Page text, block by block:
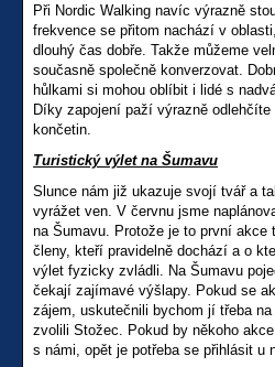
Při Nordic Walking navíc výrazně
frekvence se přitom nachází v
dlouhý čas dobře. Takže můžeme
současně společně konverzovat.
hůlkami si mohou oblíbit i lidé s
Díky zapojení paží výrazně
končetin.
Turistický výlet na Šumavu
Slunce nám již ukazuje svojí tvář a
vyrážet ven. V červnu jsme
na Šumavu. Protože je to první akce
členy, kteří pravidelně dochází a o
výlet fyzicky zvládli. Na Šumavu
čekají zajímavé výšlapy. Pokud se
zájem, uskutečnili bychom jí třeba
zvolili Stožec. Pokud by někoho
s námi, opět je potřeba se přihlásit u